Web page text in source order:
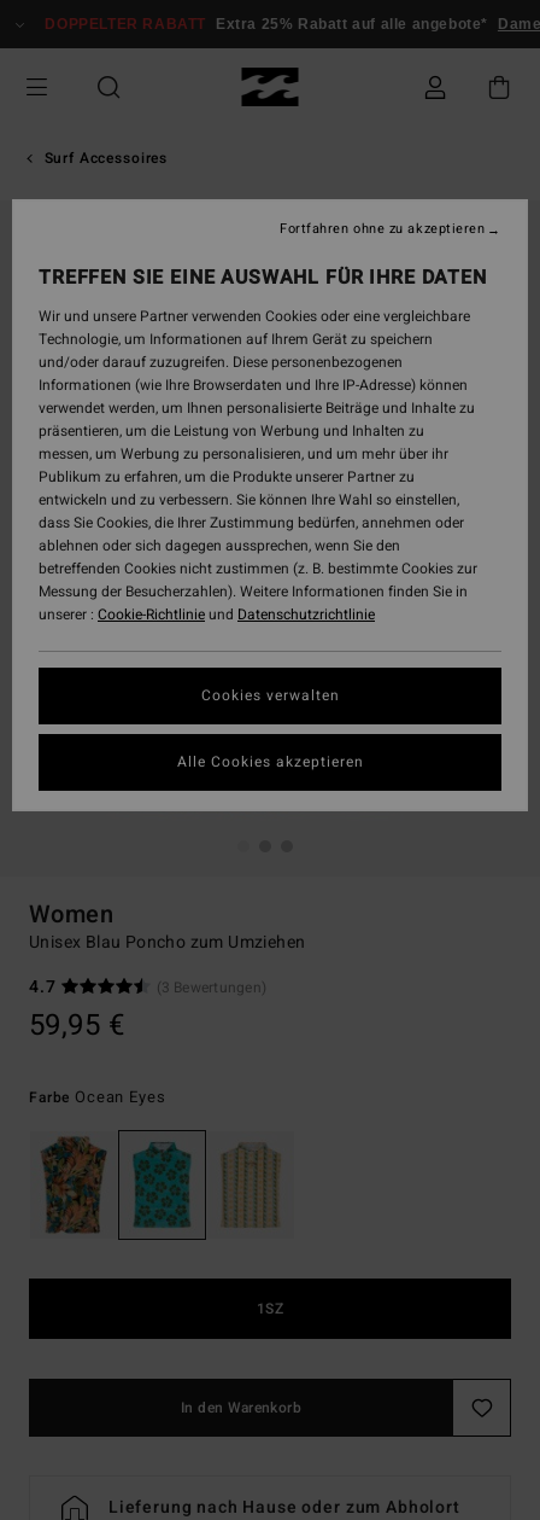
zur
springen
DOPPELTER RABATT Extra 25% Rabatt auf alle angebote* Damen
Surf Accessoires
Women
Unisex Blau Poncho zum Umziehen
4.7
(3 Bewertungen)
59,95 €
Farbe Ocean Eyes
1SZ
In den Warenkorb
Lieferung nach Hause oder zum Abholort
TREFFEN SIE EINE AUSWAHL FÜR IHRE DATEN
Wir und unsere Partner verwenden Cookies oder eine vergleichbare
Technologie, um Informationen auf Ihrem Gerät zu speichern
und/oder darauf zuzugreifen. Diese personenbezogenen
Informationen (wie Ihre Browserdaten und Ihre IP-Adresse) können
verwendet werden, um Ihnen personalisierte Beiträge und Inhalte zu
präsentieren, um die Leistung von Werbung und Inhalten zu
messen, um Werbung zu personalisieren, und um mehr über ihr
Publikum zu erfahren, um die Produkte unserer Partner zu
entwickeln und zu verbessern. Sie können Ihre Wahl so einstellen,
dass Sie Cookies, die Ihrer Zustimmung bedürfen, annehmen oder
ablehnen oder sich dagegen aussprechen, wenn Sie den
betreffenden Cookies nicht zustimmen (z. B. bestimmte Cookies zur
Messung der Besucherzahlen). Weitere Informationen finden Sie in
unserer : Cookie-Richtlinieund Datenschutzrichtlinie
Cookies verwalten
Fortfahren ohne zu akzeptieren
Alle Cookies akzeptieren